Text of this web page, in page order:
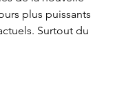
plus puissants
Surtout du